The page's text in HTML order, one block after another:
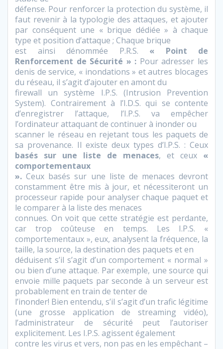
défense. Pour renforcer la protection du système, il
faut revenir à la typologie des attaques, et ajouter
par conséquent une « brique dédiée » à chaque
type et position d’attaque ; Chaque brique
est ainsi dénommée P.R.S. « Point de
Renforcement de Sécurité » : Pour adresser les
denis de service, « inondations » et autres blocages
du réseau, il s’agit d’ajouter en amont du
firewall un système I.P.S. (Intrusion Prevention
System). Contrairement à l’I.D.S. qui se contente
d’enregistrer l’attaque, l’I.P.S. va empêcher
l’ordinateur attaquant de continuer à inonder ou
scanner le réseau en rejetant tous les paquets de
sa provenance. Il existe deux types d’I.P.S. : Ceux
basés sur une liste de menaces, et ceux «
comportementaux
». Ceux basés sur une liste de menaces devront
constamment être mis à jour, et nécessiteront un
processeur rapide pour analyser chaque paquet et
le comparer à la liste des menaces
connues. On voit que cette stratégie est perdante,
car trop coûteuse en temps. Les I.P.S. «
comportementaux », eux, analysent la fréquence, la
taille, la source, la destination des paquets et en
déduisent s’il s’agit d’un comportement « normal »
ou bien d’une attaque. Par exemple, une source qui
envoie mille paquets par seconde à un serveur est
probablement en train de tenter de
l’inonder! Bien entendu, s’il s’agit d’un trafic légitime
(une grosse application de streaming vidéo),
l’administrateur de sécurité peut l’autoriser
explicitement. Les I.P.S. agissent également
contre les virus et vers, non pas en les empêchant –